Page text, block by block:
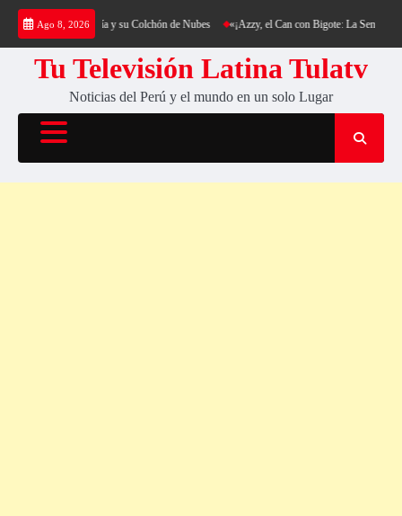
Saltar
contenido
Ago 8, 2026
al Cerro Cantería y su Colchón de Nubes «¡Azzy, el Can con Bigote: La Sensación
Tu Televisión Latina Tulatv
Noticias del Perú y el mundo en un solo Lugar